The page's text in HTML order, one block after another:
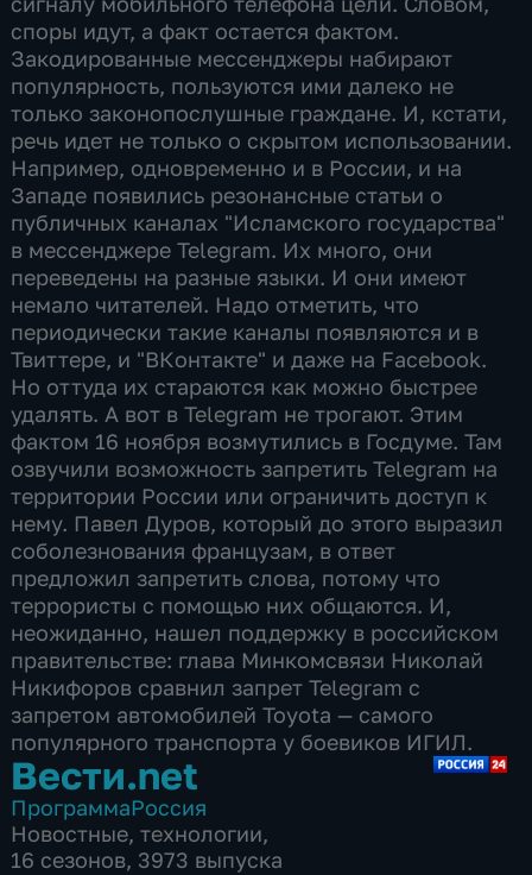
споры идут, а факт остается фактом.
Закодированные мессенджеры набирают
популярность, пользуются ими далеко не
только законопослушные граждане. И, кстати,
речь идет не только о скрытом использовании.
Например, одновременно и в России, и на
Западе появились резонансные статьи о
публичных каналах "Исламского государства"
в мессенджере Telegram. Их много, они
переведены на разные языки. И они имеют
немало читателей. Надо отметить, что
периодически такие каналы появляются и в
Твиттере, и "ВКонтакте" и даже на Facebook.
Но оттуда их стараются как можно быстрее
удалять. А вот в Telegram не трогают. Этим
фактом 16 ноября возмутились в Госдуме. Там
озвучили возможность запретить Telegram на
территории России или ограничить доступ к
нему. Павел Дуров, который до этого выразил
соболезнования французам, в ответ
предложил запретить слова, потому что
террористы с помощью них общаются. И,
неожиданно, нашел поддержку в российском
правительстве: глава Минкомсвязи Николай
Никифоров сравнил запрет Telegram с
запретом автомобилей Toyota — самого
популярного транспорта у боевиков ИГИЛ.
Вести.net
ПрограммаРоссия
Новостные,технологии,
16 сезонов, 3973 выпуска